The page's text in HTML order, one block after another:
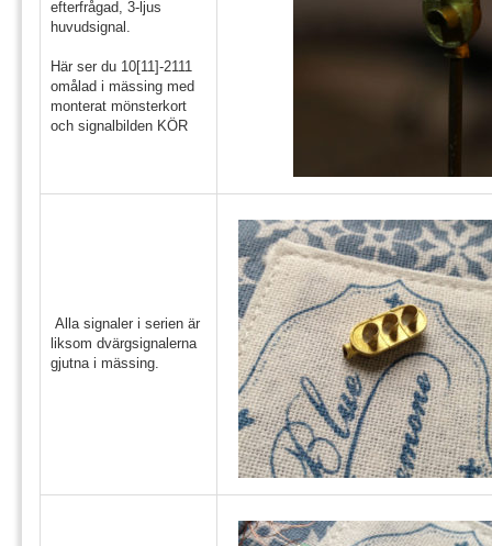
efterfrågad, 3-ljus
huvudsignal.
Här ser du 10[11]-2111
omålad i mässing med
monterat mönsterkort
och signalbilden KÖR
Alla signaler i serien är
liksom dvärgsignalerna
gjutna i mässing.